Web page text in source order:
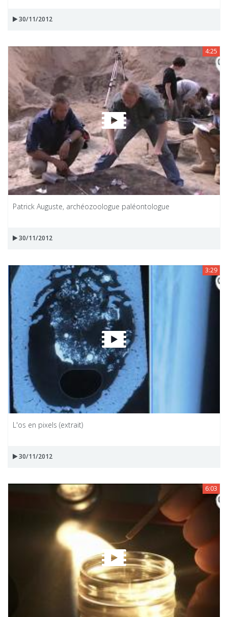
30/11/2012
4:25
Patrick Auguste, archéozoologue paléontologue
30/11/2012
3:29
L'os en pixels (extrait)
30/11/2012
6:03